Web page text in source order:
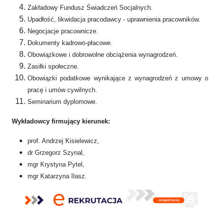
Zakładowy Fundusz Świadczeń Socjalnych.
Upadłość, likwidacja pracodawcy - uprawnienia pracowników.
Negocjacje pracownicze.
Dokumenty kadrowo-płacowe.
Obowiązkowe i dobrowolne obciążenia wynagrodzeń.
Zasiłki społeczne.
Obowiązki podatkowe wynikające z wynagrodzeń z umowy o
pracę i umów cywilnych.
Seminarium dyplomowe.
Wykładowcy firmujący kierunek:
prof. Andrzej Kisielewicz,
dr Grzegorz Szynal,
mgr Krystyna Pytel,
mgr Katarzyna Ilasz.